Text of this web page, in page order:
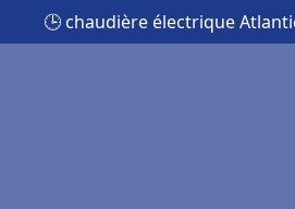
🕒 chaudière électrique